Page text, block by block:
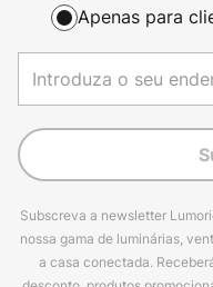
Apenas para
Subscreva a newsletter
nossa gama de luminárias,
a casa conectada.